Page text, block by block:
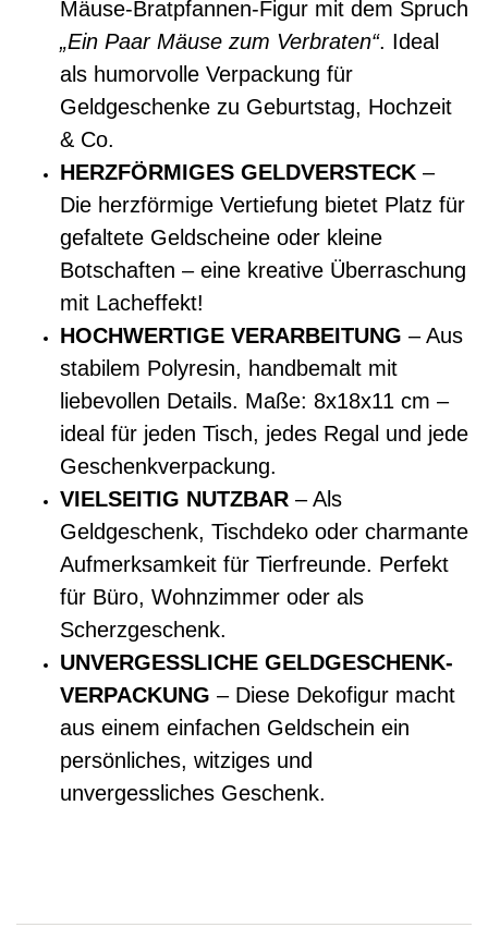
Mäuse-Bratpfannen-Figur mit dem Spruch
„Ein Paar Mäuse zum Verbraten“. Ideal
als humorvolle Verpackung für
Geldgeschenke zu Geburtstag, Hochzeit
& Co.
HERZFÖRMIGES GELDVERSTECK –
Die herzförmige Vertiefung bietet Platz für
gefaltete Geldscheine oder kleine
Botschaften – eine kreative Überraschung
mit Lacheffekt!
HOCHWERTIGE VERARBEITUNG – Aus
stabilem Polyresin, handbemalt mit
liebevollen Details. Maße: 8x18x11 cm –
ideal für jeden Tisch, jedes Regal und jede
Geschenkverpackung.
VIELSEITIG NUTZBAR – Als
Geldgeschenk, Tischdeko oder charmante
Aufmerksamkeit für Tierfreunde. Perfekt
für Büro, Wohnzimmer oder als
Scherzgeschenk.
UNVERGESSLICHE GELDGESCHENK-
VERPACKUNG – Diese Dekofigur macht
aus einem einfachen Geldschein ein
persönliches, witziges und
unvergessliches Geschenk.